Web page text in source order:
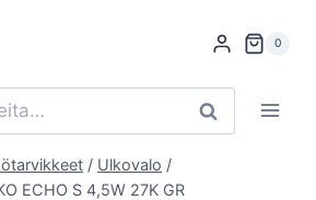
0
Haku
/ Ulkovalo /
ECHO S 4,5W 27K GR